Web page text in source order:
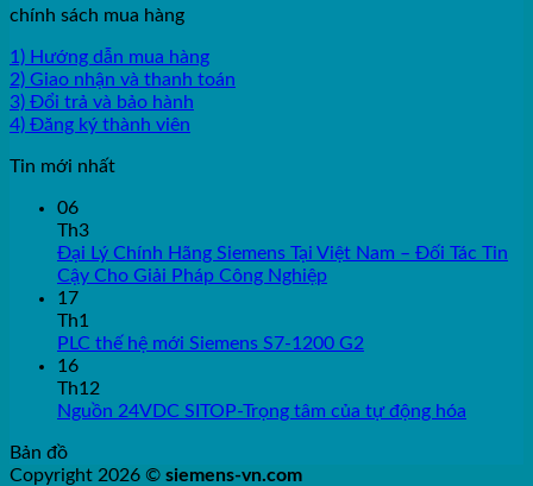
chính sách mua hàng
1) Hướng dẫn mua hàng
2) Giao nhận và thanh toán
3) Đổi trả và bảo hành
4) Đăng ký thành viên
Tin mới nhất
06
Th3
Đại Lý Chính Hãng Siemens Tại Việt Nam – Đối Tác Tin
Cậy Cho Giải Pháp Công Nghiệp
17
Th1
PLC thế hệ mới Siemens S7-1200 G2
16
Th12
Nguồn 24VDC SITOP-Trọng tâm của tự động hóa
Bản đồ
Copyright 2026 © siemens-vn.com